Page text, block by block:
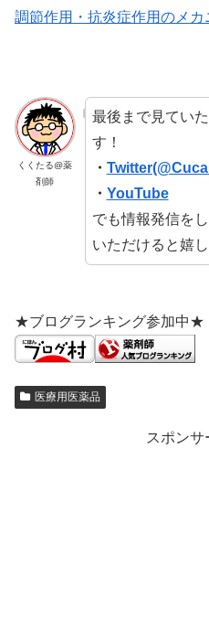
調節作用・抗炎症作用のメカ
くくたる@薬
剤師
最後まで見てい
す！
・
・ YouTube
でも情報発信を
いただけると嬉し
★ブログランキング参加中★
医療用医薬品
スポンサ